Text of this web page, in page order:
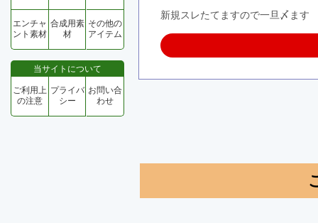
エンチャ
ント素材
合成用素
材
その他の
アイテム
当サイトについて
ご利用上
の注意
プライバ
シー
お問い合
わせ
新規スレたてますので一旦〆ます